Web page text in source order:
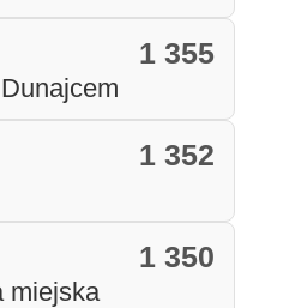
1 355
1 352
miejska
1 350